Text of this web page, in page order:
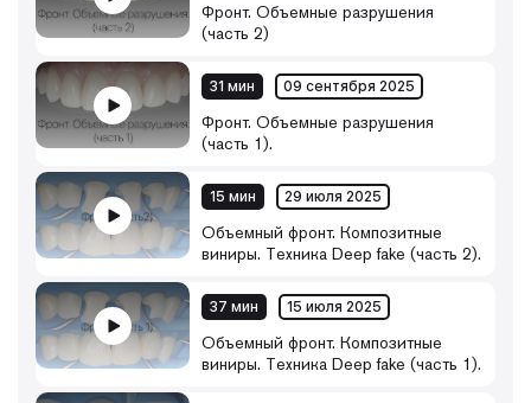
Фронт. Объемные разрушения
(часть 2)
31 мин 09 сентября 2025
Фронт. Объемные разрушения
(часть 1).
15 мин 29 июля 2025
Объемный фронт. Композитные
виниры. Техника Deep fake (часть 2).
37 мин 15 июля 2025
Объемный фронт. Композитные
виниры. Техника Deep fake (часть 1).